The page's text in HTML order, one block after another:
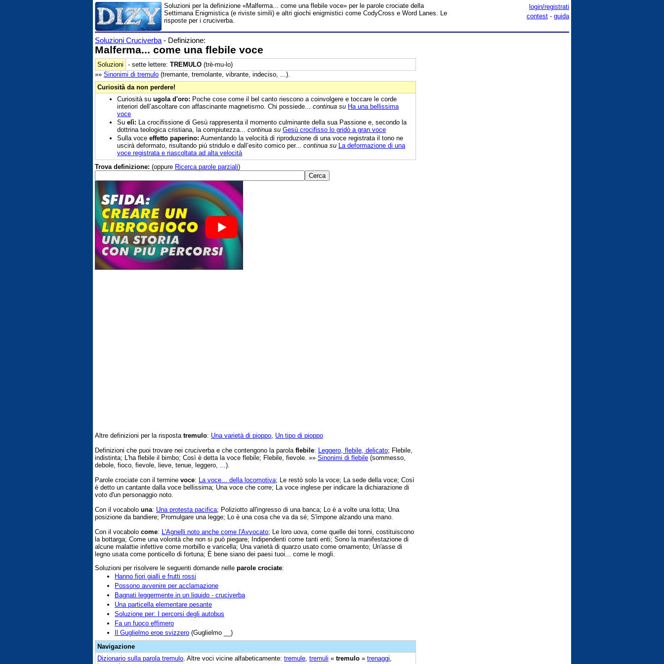
login/registrati
contest - guida
Soluzioni per la definizione «Malferma... come una flebile voce» per le parole crociate della
Settimana Enigmistica (e riviste simili) e altri giochi enigmistici come CodyCross e Word Lanes. Le
risposte per i cruciverba.
Soluzioni Cruciverba - Definizione:
Malferma... come una flebile voce
Soluzioni - sette lettere: TREMULO (trè-mu-lo)
»» Sinonimi di tremulo (tremante, tremolante, vibrante, indeciso, ...).
Curiosità da non perdere!
Curiosità su ugola d'oro: Poche cose come il bel canto riescono a coinvolgere e toccare le corde
interiori dell’ascoltare con affascinante magnetismo. Chi possiede... continua su Ha una bellissima
voce
Su elì: La crocifissione di Gesù rappresenta il momento culminante della sua Passione e, secondo la
dottrina teologica cristiana, la compiutezza... continua su Gesù crocifisso lo gridò a gran voce
Sulla voce effetto paperino: Aumentando la velocità di riproduzione di una voce registrata il tono ne
uscirà deformato, risultando più stridulo e dall’esito comico per... continua su La deformazione di una
voce registrata e riascoltata ad alta velocità
Trova definizione: (oppure Ricerca parole parziali)
Altre definizioni per la risposta tremulo: Una varietà di pioppo Un tipo di pioppo
Definizioni che puoi trovare nei cruciverba e che contengono la parola flebile: Leggero, flebile, delicato; Flebile,
indistinta; L'ha flebile il bimbo; Così è detta la voce flebile; Flebile, fievole. »» Sinonimi di flebile (sommesso,
debole, fioco, fievole, lieve, tenue, leggero, ...).
Parole crociate con il termine voce: La voce... della locomotiva; Le restò solo la voce; La sede della voce; Così
è detto un cantante dalla voce bellissima; Una voce che corre; La voce inglese per indicare la dichiarazione di
voto d'un personaggio noto.
Con il vocabolo una: Una protesta pacifica; Poliziotto all'ingresso di una banca; Lo è a volte una lotta; Una
posizione da bandiere; Promulgare una legge; Lo è una cosa che va da sé; S'impone alzando una mano.
Con il vocabolo come: L'Agnelli noto anche come l'Avvocato; Le loro uova, come quelle dei tonni, costituiscono
la bottarga; Come una volontà che non si può piegare; Indipendenti come tanti enti; Sono la manifestazione di
alcune malattie infettive come morbillo e varicella; Una varietà di quarzo usato come ornamento; Un'asse di
legno usata come ponticello di fortuna; È bene siano dei paesi tuoi... come le mogli.
Soluzioni per risolvere le seguenti domande nelle parole crociate:
Hanno fiori gialli e frutti rossi
Possono avvenire per acclamazione
Bagnati leggermente in un liquido - cruciverba
Una particella elementare pesante
Soluzione per: I percorsi degli autobus
Fa un fuoco effimero
Il Guglielmo eroe svizzero (Guglielmo __)
Navigazione
Dizionario sulla parola tremulo . Altre voci vicine alfabeticamente: tremule tremuli « tremulo » trenaggi